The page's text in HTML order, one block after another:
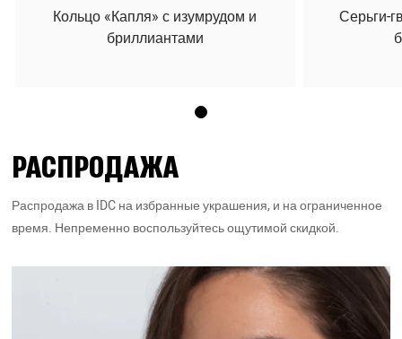
Серьги-
Кольцо «Капля» с изумрудом и
бриллиантами
РАСПРОДАЖА
Распродажа в IDC на избранные украшения, и на ограниченное
время. Непременно воспользуйтесь ощутимой скидкой.